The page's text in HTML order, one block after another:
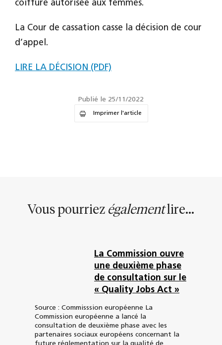
coiffure autorisée aux femmes.
La Cour de cassation casse la décision de cour
d’appel.
LIRE LA DÉCISION (PDF)
Publié le 25/11/2022
Imprimer l'article
Vous pourriez égalementlire...
La Commission ouvre
une deuxième phase
de consultation sur le
« Quality Jobs Act »
Source : Commisssion européenne La
Commission européenne a lancé la
consultation de deuxième phase avec les
partenaires sociaux européens concernant la